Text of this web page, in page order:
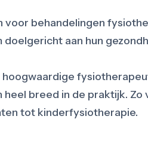
behandelingen
aan hun
breed in de praktijk. Zo
tot kinderfysiotherapie.